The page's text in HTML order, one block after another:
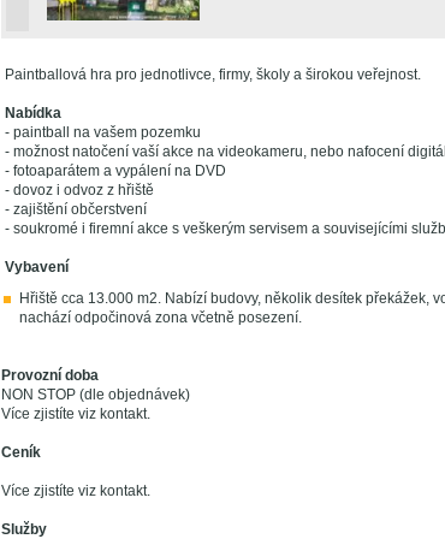
Paintballová hra pro jednotlivce, firmy, školy a širokou veřejnost.
Nabídka
- paintball na vašem pozemku
- možnost natočení vaší akce na videokameru, nebo nafocení
- fotoaparátem a vypálení na DVD
- dovoz i odvoz z hřiště
- zajištění občerstvení
- soukromé i firemní akce s veškerým servisem a souvisejícími
Vybavení
Hřiště cca 13.000 m2. Nabízí budovy, několik desítek překážek,
nachází odpočinová zona včetně posezení.
Provozní doba
NON STOP (dle objednávek)
Více zjistíte viz kontakt.
Ceník
Více zjistíte viz kontakt.
Služby